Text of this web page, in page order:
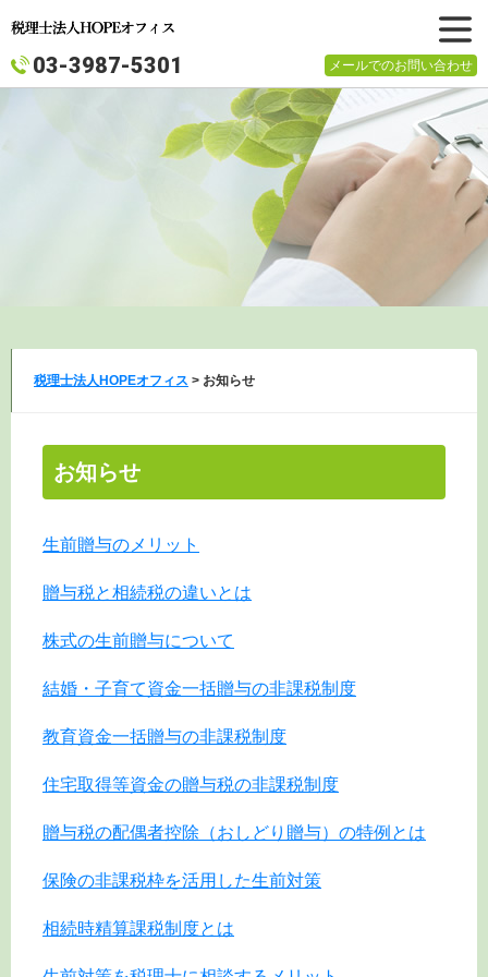
メニュ
ー
03-3987-5301 メールでのお問い合わせ
税理士法人HOPEオフィス > お知らせ
お知らせ
生前贈与のメリット
贈与税と相続税の違いとは
株式の生前贈与について
結婚・子育て資金一括贈与の非課税制度
教育資金一括贈与の非課税制度
住宅取得等資金の贈与税の非課税制度
贈与税の配偶者控除（おしどり贈与）の特例とは
保険の非課税枠を活用した生前対策
相続時精算課税制度とは